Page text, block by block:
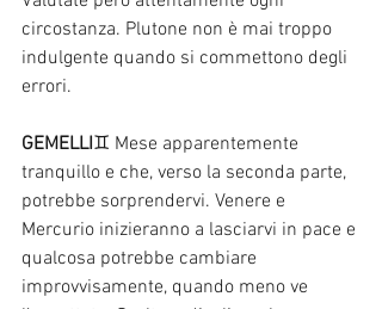
circostanza. Plutone non è mai troppo
indulgente quando si commettono degli
errori.
GEMELLI♊ Mese apparentemente
tranquillo e che, verso la seconda parte,
potrebbe sorprendervi. Venere e
Mercurio inizieranno a lasciarvi in pace e
qualcosa potrebbe cambiare
improvvisamente, quando meno ve